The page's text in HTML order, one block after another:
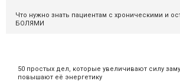
50 простых дел, которые увеличивают силу
повышают её энергетику
Что нужно знать пациентам с хроническими и
БОЛЯМИ